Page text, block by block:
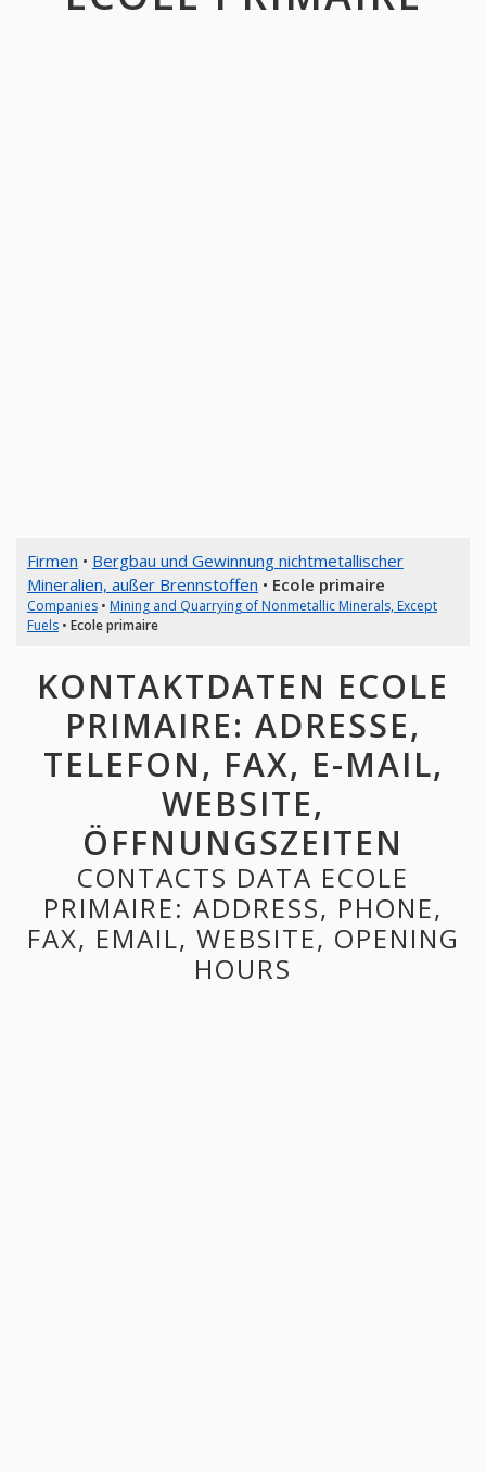
Firmen • Bergbau und Gewinnung nichtmetallischer
Mineralien, außer Brennstoffen • Ecole primaire
Companies• Mining and Quarrying of Nonmetallic Minerals, Except
Fuels• Ecole primaire
KONTAKTDATEN ECOLE
PRIMAIRE: ADRESSE,
TELEFON, FAX, E-MAIL,
WEBSITE,
ÖFFNUNGSZEITEN
CONTACTS DATA ECOLE
PRIMAIRE: ADDRESS, PHONE,
FAX, EMAIL, WEBSITE, OPENING
HOURS